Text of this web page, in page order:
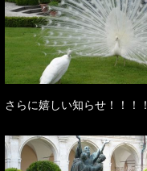
さらに嬉しい知らせ！！！！